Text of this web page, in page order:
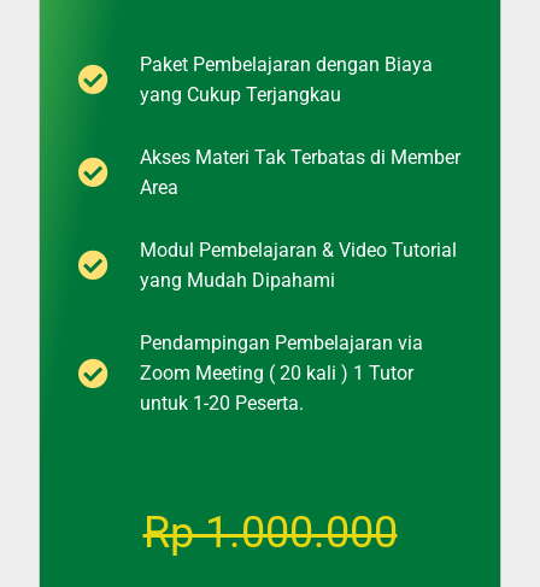
Paket Pembelajaran dengan Biaya
yang Cukup Terjangkau
Akses Materi Tak Terbatas di Member
Area
Modul Pembelajaran & Video Tutorial
yang Mudah Dipahami
Pendampingan Pembelajaran via
Zoom Meeting ( 20 kali ) 1 Tutor
untuk 1-20 Peserta.
Rp 1.000.000